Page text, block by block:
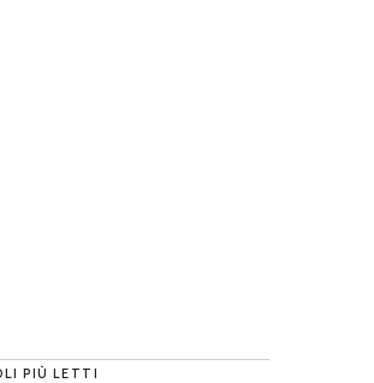
PIÙ LETTI